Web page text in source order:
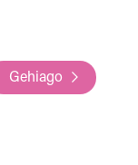
Gehiago